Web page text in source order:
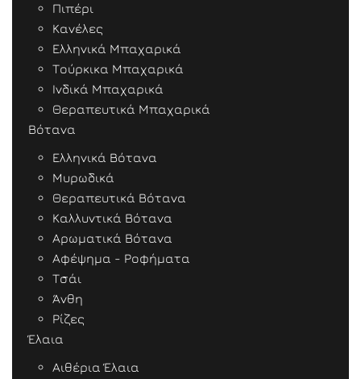
Πιπέρι
Κανέλες
Ελληνικά Μπαχαρικά
Τούρκικα Μπαχαρικά
Ινδικά Μπαχαρικά
Θεραπευτικά Μπαχαρικά
Βότανα
Ελληνικά Βότανα
Μυρωδικά
Θεραπευτικά Βότανα
Καλλυντικά Βότανα
Αρωματικά Βότανα
Αφέψημα - Ροφήματα
Τσάι
Άνθη
Ρίζες
Έλαια
Αιθέρια Έλαια